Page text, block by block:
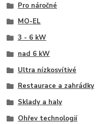
Pro náročné
MO-EL
3 - 6 kW
nad 6 kW
Ultra nízkosvítivé
Restaurace a zahrádky
Sklady a haly
Ohřev technologií